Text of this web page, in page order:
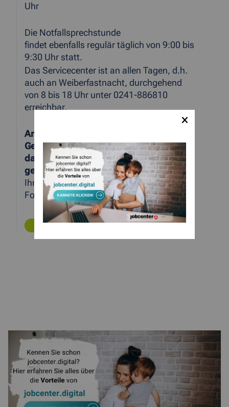
Uhr
Die Notfallsprechstunde
findet ebenfalls regulär täglich von 9:00 bis
9:30 Uhr statt.
Das Servicecenter ist an allen Tagen, d.h.
auch an Weiberfastnacht, durchgehend
von 8 bis 18 Uhr unter 0241-886810
erreichbar.
Am Rosenmontag, 11.02.2013 sind alle
Geschäftsstellen des Jobcenters sowie
das telefonische Servicecenter
geschlossen.Rechtsnachteile entstehen
Ihnen dadurch nicht. Eine Meldung am
Folgetag wahrt Fristen und Meldefristen.
ZURÜCK